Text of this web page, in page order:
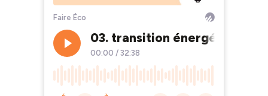
Faire Éco
03. transition énergétique
00:00 / 32:38